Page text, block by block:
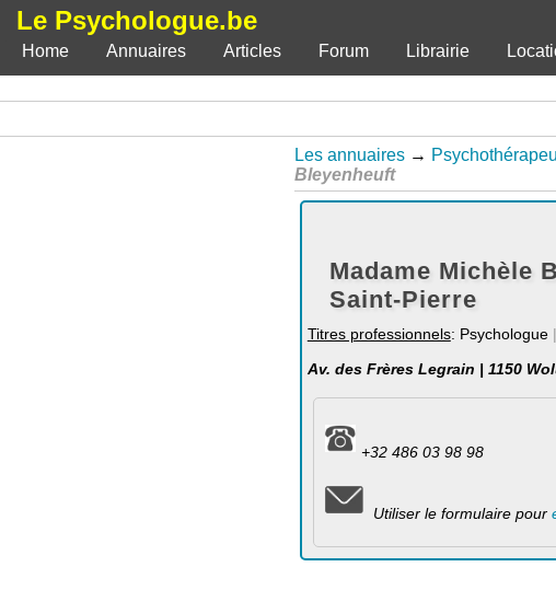
Le Psychologue.be
Home
Annuaires Articles Forum Librairie
Les annuaires →
Bleyenheuft
Madame Michèle
Saint-Pierre
Titres professionnels: Psychologue |
Av. des Frères Legrain | 1150
+32 486 03 98 98
Utiliser le formulaire pour